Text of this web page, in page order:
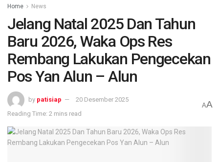
Home News
Jelang Natal 2025 Dan Tahun
Baru 2026, Waka Ops Res
Rembang Lakukan Pengecekan
Pos Yan Alun – Alun
by patisiap
20 Desember 2025
Reading Time: 2 mins read
AA